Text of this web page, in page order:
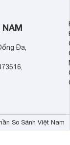
NAM
Đa,
So Sánh Việt Nam